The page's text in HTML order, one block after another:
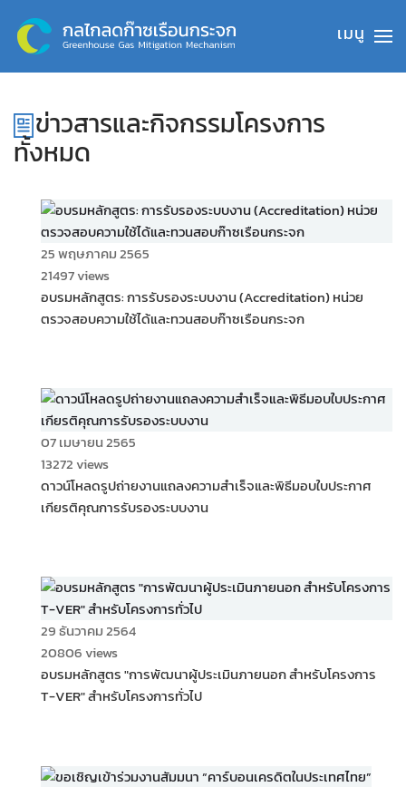
Skip to main content
ข่าวสารและกิจกรรมโครงการ
ทั้งหมด
25 พฤษภาคม 2565
21497 views
อบรมหลักสูตร: การรับรองระบบงาน (Accreditation) หน่วย
ตรวจสอบความใช้ได้และทวนสอบก๊าซเรือนกระจก
07 เมษายน 2565
13272 views
ดาวน์โหลดรูปถ่ายงานแถลงความสำเร็จและพิธีมอบใบประกาศ
เกียรติคุณการรับรองระบบงาน
29 ธันวาคม 2564
20806 views
อบรมหลักสูตร "การพัฒนาผู้ประเมินภายนอก สำหรับโครงการ
T-VER" สำหรับโครงการทั่วไป